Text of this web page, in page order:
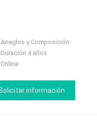
Arreglos y Composición
Duración 4 años
Online